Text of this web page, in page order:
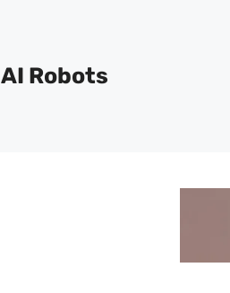
AI Robots